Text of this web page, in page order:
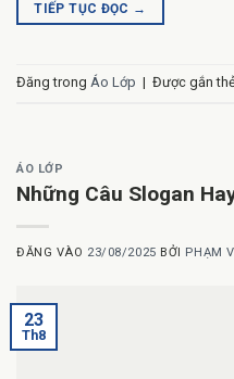
TIẾP TỤC ĐỌC →
Đăng trong Áo Lớp | Được gắn
ÁO LỚP
Những Câu Slogan
ĐĂNG VÀO 23/08/2025 BỞI PHẠM
23
Th8